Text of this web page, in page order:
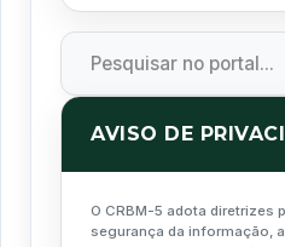
AVISO DE
O CRBM-5 adota diretrizes
segurança da informação,